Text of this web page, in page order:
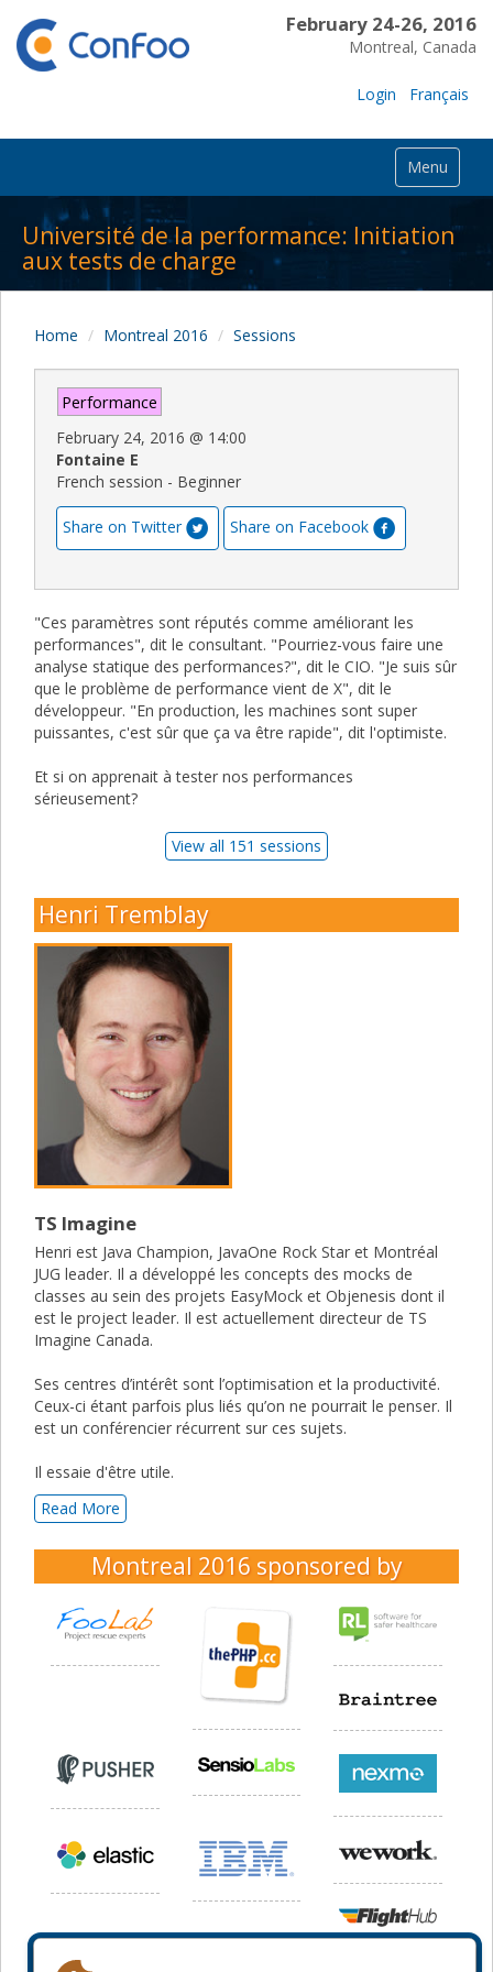
February 24-26, 2016
Montreal, Canada
Login Français
Menu
Université de la performance: Initiation
aux tests de charge
Home Montreal 2016 Sessions
Performance
February 24, 2016 @ 14:00
Fontaine E
French session - Beginner
Share on Twitter Share on Facebook
"Ces paramètres sont réputés comme améliorant les
performances", dit le consultant. "Pourriez-vous faire une
analyse statique des performances?", dit le CIO. "Je suis sûr
que le problème de performance vient de X", dit le
développeur. "En production, les machines sont super
puissantes, c'est sûr que ça va être rapide", dit l'optimiste.
Et si on apprenait à tester nos performances
sérieusement?
View all 151 sessions
Henri Tremblay
TS Imagine
Henri est Java Champion, JavaOne Rock Star et Montréal
JUG leader. Il a développé les concepts des mocks de
classes au sein des projets EasyMock et Objenesis dont il
est le project leader. Il est actuellement directeur de TS
Imagine Canada.
Ses centres d’intérêt sont l’optimisation et la productivité.
Ceux-ci étant parfois plus liés qu’on ne pourrait le penser. Il
est un conférencier récurrent sur ces sujets.
Il essaie d'être utile.
Read More
Montreal 2016 sponsored by